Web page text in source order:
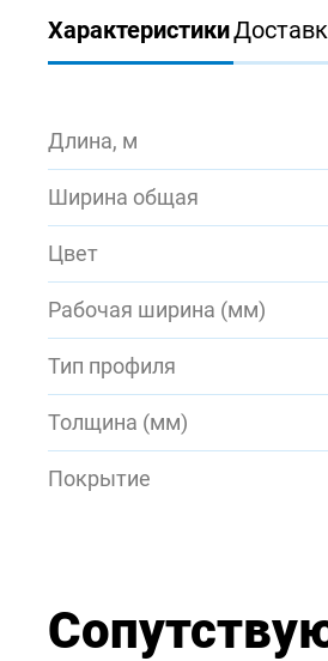
Характеристики
Длина, м
Ширина общая
Цвет
Рабочая ширина (мм)
Тип профиля
Толщина (мм)
Покрытие